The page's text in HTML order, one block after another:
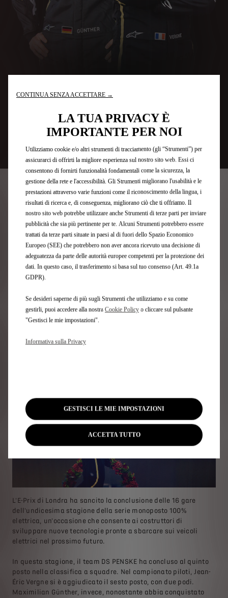
CAMPIONATO MONDIALE
ABB FIA DI FORMULA E
Uno viaggio attraverso la stagione 10
L'E-Prix di Londra ha sancito la conclusione delle 16 gare
dell'undicesima stagione della serie monoposto 100%
elettrica, un'occasione che consente ai costruttori di
sviluppare nuove tecnologie pronte a sbarcare sui veicoli
elettrici nel prossimo futuro.
In questa stagione, il team DS PENSKE ha concluso al quinto
posto nella classifica a squadre. Nel campionato piloti, Jean-
Éric Vergne si è aggiudicato il sesto posto, con due podi.
Maximilian Günther, invece, nonostante abbia conquistato
CONTINUA SENZA ACCETTARE →
LA TUA PRIVACY È
IMPORTANTE PER NOI
Utilizziamo cookie e/o altri strumenti di tracciamento (gli “Strumenti”) per
assicurarci di offrirti la migliore esperienza sul nostro sito web. Essi ci
consentono di fornirti funzionalità fondamentali come la sicurezza, la
gestione della rete e l'accessibilità. Gli Strumenti migliorano l'usabilità e le
prestazioni attraverso varie funzioni come il riconoscimento della lingua, i
risultati di ricerca e, di conseguenza, migliorano ciò che ti offriamo. Il
nostro sito web potrebbe utilizzare anche Strumenti di terze parti per inviare
pubblicità che sia più pertinente per te. Alcuni Strumenti potrebbero essere
trattati da terze parti situate in paesi al di fuori dello Spazio Economico
Europeo (SEE) che potrebbero non aver ancora ricevuto una decisione di
adeguatezza da parte delle autorità europee competenti per la protezione dei
dati. In questo caso, il trasferimento si basa sul tuo consenso (Art. 49.1a
GDPR).
Se desideri saperne di più sugli Strumenti che utilizziamo e su come
gestirli, puoi accedere alla nostra Cookie Policy o cliccare sul pulsante
"Gestisci le mie impostazioni".
Informativa sulla Privacy
GESTISCI LE MIE IMPOSTAZIONI
ACCETTA TUTTO